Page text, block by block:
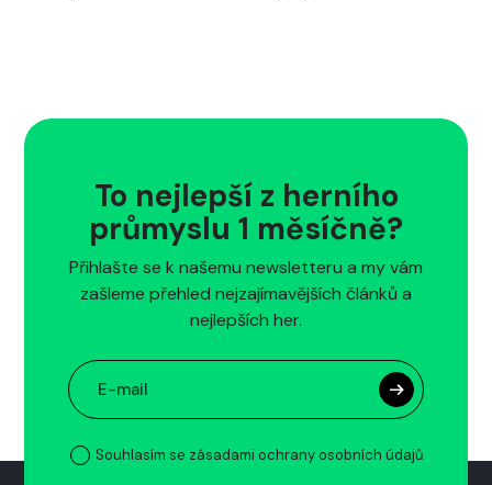
To nejlepší z herního
průmyslu 1 měsíčně?
Přihlašte se k našemu newsletteru a my vám
zašleme přehled nejzajímavějších článků a
nejlepších her.
Souhlasím se zásadami ochrany osobních údajů